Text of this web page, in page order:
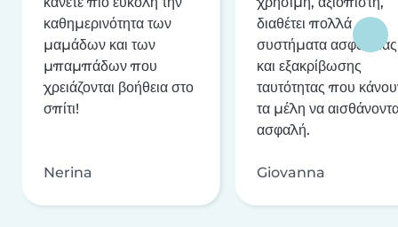
καθημερινότητα των
μαμάδων και των
μπαμπάδων που
χρειάζονται βοήθεια στο
σπίτι!
Nerina
διαθέτει πολλά
συστήματα ασφαλείας
και εξακρίβωσης
ταυτότητας που
τα μέλη να
ασφαλή.
Giovanna